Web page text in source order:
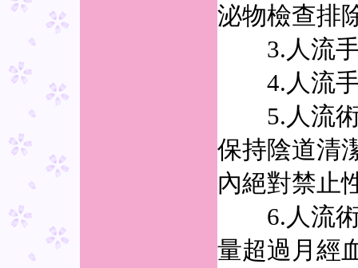
泌物檢查排
3.人流手
4.人流手
5.人流術
保持陰道清
內絕對禁止
6.人流術
量超過月經